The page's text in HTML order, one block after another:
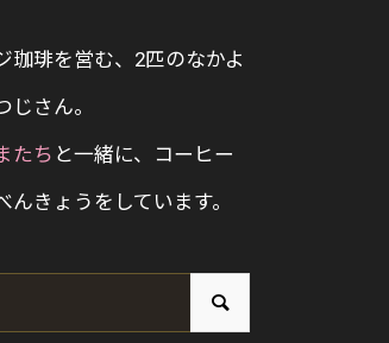
珈琲を営む、2匹のなかよ
じさん。
たち と一緒に、コーヒー
んきょうをしています。